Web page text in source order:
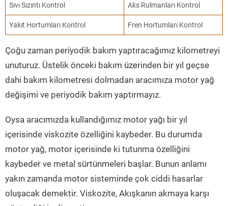
Sıvı Sızıntı Kontrol Aks Rulmanları Kontrol
Yakıt Hortumları Kontrol Fren Hortumları Kontrol
Çoğu zaman periyodik bakım yaptıracağımız kilometreyi
unuturuz. Üstelik önceki bakım üzerinden bir yıl geçse
dahi bakım kilometresi dolmadan aracımıza motor yağ
değişimi ve periyodik bakım yaptırmayız.
Oysa aracımızda kullandığımız motor yağı bir yıl
içerisinde viskozite özelliğini kaybeder. Bu durumda
motor yağ, motor içerisinde ki tutunma özelliğini
kaybeder ve metal sürtünmeleri başlar. Bunun anlamı
yakın zamanda motor sisteminde çok ciddi hasarlar
oluşacak demektir. Viskozite, Akışkanın akmaya karşı